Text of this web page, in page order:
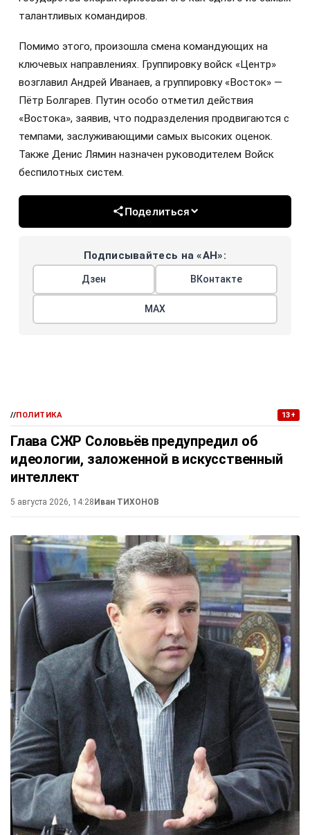
талантливых командиров.
Помимо этого, произошла смена командующих на
ключевых направлениях. Группировку войск «Центр»
возглавил Андрей Иванаев, а группировку «Восток» —
Пётр Болгарев. Путин особо отметил действия
«Востока», заявив, что подразделения продвигаются с
темпами, заслуживающими самых высоких оценок.
Также Денис Лямин назначен руководителем Войск
беспилотных систем.
Поделиться
Подписывайтесь на «АН»:
Дзен ВКонтакте
МАХ
//ПОЛИТИКА 13+
Глава СЖР Соловьёв предупредил об
идеологии, заложенной в искусственный
интеллект
5 августа 2026, 14:28Иван ТИХОНОВ